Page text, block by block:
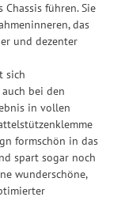
führen. Sie
das
und dezenter
sich
bei den
in vollen
formschön in das
spart sogar noch
wunderschöne,